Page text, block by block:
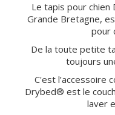
Le tapis pour
Grande Bretagne,
pour
De la toute petite
toujours
C'est l’accessoire
Drybed® est le
laver